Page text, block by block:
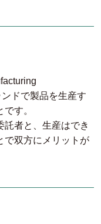
ドで製品を生産す
す。
託者と、生産はでき
で双方にメリットが